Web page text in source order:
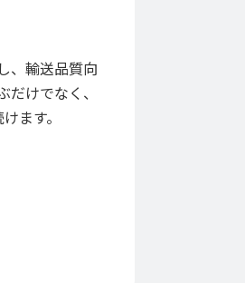
、輸送品質向
けでなく、
ます。